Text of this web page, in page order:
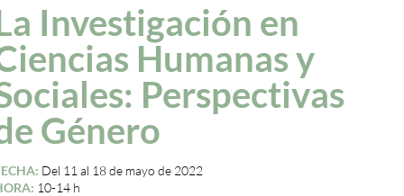
Investigación en
Humanas y
Perspectivas
Género
Del 11 al 18 de mayo de 2022
10-14 h